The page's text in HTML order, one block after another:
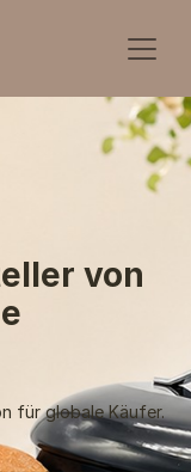
von
für globale Käufer.